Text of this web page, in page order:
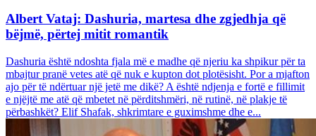
Albert Vataj: Dashuria, martesa dhe zgjedhja që
bëjmë, përtej mitit romantik
Dashuria është ndoshta fjala më e madhe që njeriu ka shpikur për ta
mbajtur pranë vetes atë që nuk e kupton dot plotësisht. Por a mjafton
ajo për të ndërtuar një jetë me dikë? A është ndjenja e fortë e fillimit
e njëjtë me atë që mbetet në përditshmëri, në rutinë, në plakje të
përbashkët? Elif Shafak, shkrimtare e guximshme dhe e...